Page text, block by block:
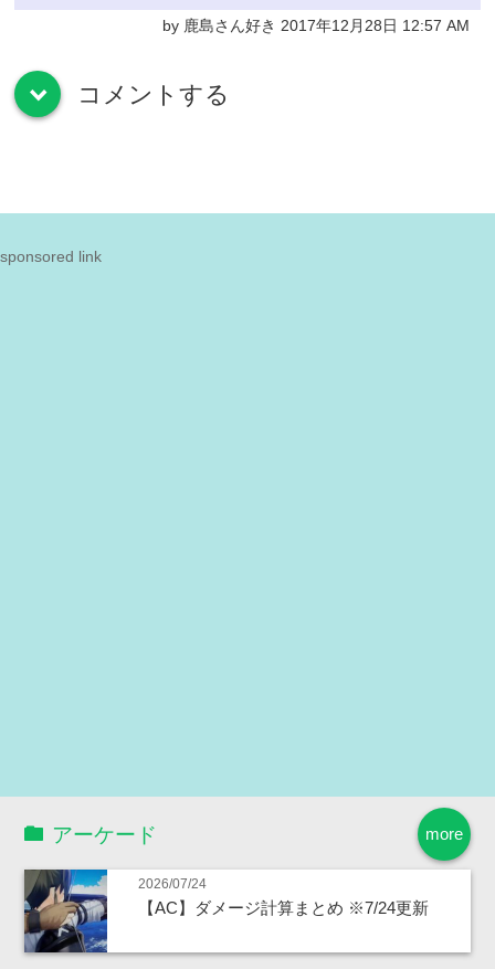
by 鹿島さん好き 2017年12月28日 12:57 AM
down コメントする
sponsored link
more
アーケード
2026/07/24
【AC】ダメージ計算まとめ ※7/24更新